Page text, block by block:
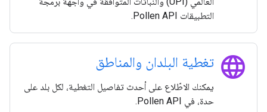
التطبيقات Pollen API.
language تغطية البلدان والمناطق
يمكنك الاطّلاع على أحدث تفاصيل التغطية، لكل بلد على
حدة، في Pollen API.